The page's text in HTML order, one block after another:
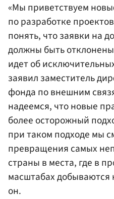
«Мы приветствуем
по разработке
понять, что заявки на
должны быть
идет об
заявил заместитель
фонда по внешним
надеемся, что новые
более осторожный
при таком подходе мы
превращения самых
страны в места, где в
масштабах добываются
он.